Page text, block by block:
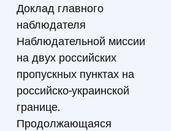
Доклад главного
наблюдателя
Наблюдательной миссии
на двух российских
пропускных пунктах на
российско-украинской
границе.
Продолжающаяся